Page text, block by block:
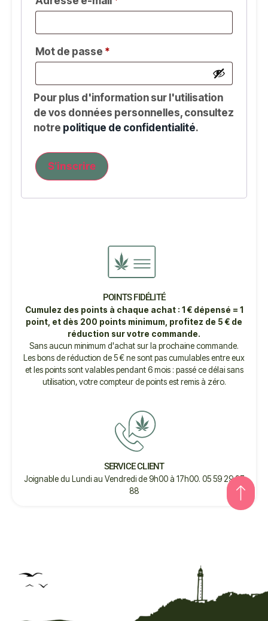
Mot de passe *
Pour plus d'information sur l'utilisation
de vos données personnelles, consultez
notre politique de confidentialité.
S’inscrire
POINTS FIDÉLITÉ
Cumulez des points à chaque achat : 1 € dépensé = 1
point, et dès 200 points minimum, profitez de 5 € de
réduction sur votre commande.
Sans aucun minimum d'achat sur la prochaine commande.
Les bons de réduction de 5 € ne sont pas cumulables entre eux
et les points sont valables pendant 6 mois : passé ce délai sans
utilisation, votre compteur de points est remis à zéro.
SERVICE CLIENT
Joignable du Lundi au Vendredi de 9h00 à 17h00. 05 59 29 27
88